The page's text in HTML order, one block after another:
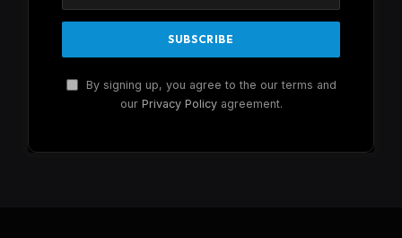
By signing up, you agree to the our terms and
our Privacy Policyagreement.